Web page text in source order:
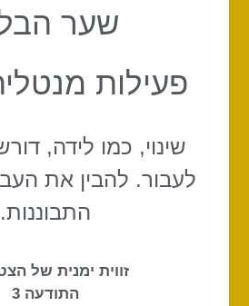
שער
פעילות
שינוי, כמו לידה,
לעבור. להבין את
התבוננות.
זווית ימנית של
התודעה 3